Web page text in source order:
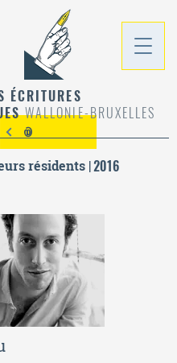
ÉCRITURES
WALLONIE-BRUXELLES
@
résidents |2016